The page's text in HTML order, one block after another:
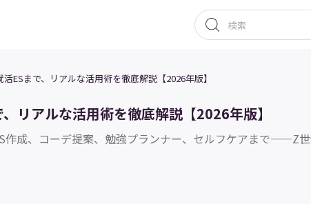
ESまで、リアルな活用術を徹底解説【2026年版】
リアルな活用術を徹底解説【2026年版】
成、コーデ提案、勉強プランナー、セルフケアまで——Z